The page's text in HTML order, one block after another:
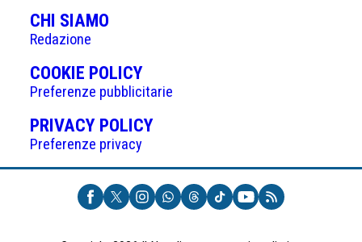
CHI SIAMO
Redazione
COOKIE POLICY(APRE
IN
UNA
NUOVA
Preferenze pubblicitarie
PRIVACY POLICY(APRE
UNA
NUOVA
SCHEDA)
Preferenze privacy